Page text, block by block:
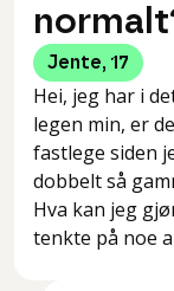
Jente, 17
Hei, jeg har i
legen min, er
fastlege siden
dobbelt så
Hva kan jeg
tenkte på noe